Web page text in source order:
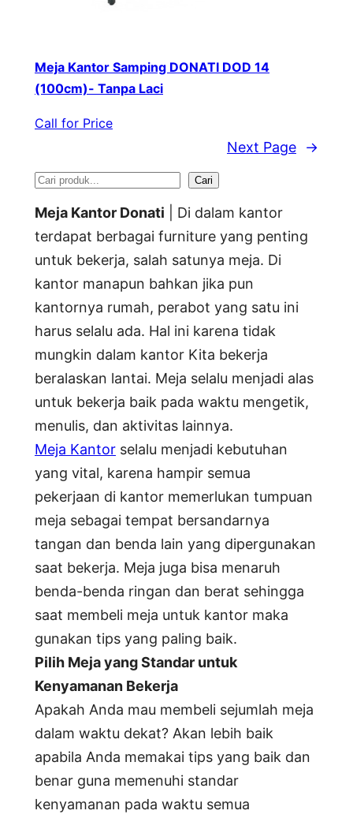
Meja Kantor Samping DONATI DOD 14
(100cm)- Tanpa Laci
Call for Price
Next Page →
S
e
a
r
c
h
Cari
Meja Kantor Donati | Di dalam kantor
terdapat berbagai furniture yang penting
untuk bekerja, salah satunya meja. Di
kantor manapun bahkan jika pun
kantornya rumah, perabot yang satu ini
harus selalu ada. Hal ini karena tidak
mungkin dalam kantor Kita bekerja
beralaskan lantai. Meja selalu menjadi alas
untuk bekerja baik pada waktu mengetik,
menulis, dan aktivitas lainnya.
Meja Kantor selalu menjadi kebutuhan
yang vital, karena hampir semua
pekerjaan di kantor memerlukan tumpuan
meja sebagai tempat bersandarnya
tangan dan benda lain yang dipergunakan
saat bekerja. Meja juga bisa menaruh
benda-benda ringan dan berat sehingga
saat membeli meja untuk kantor maka
gunakan tips yang paling baik.
Pilih Mejayang Standar untuk
Kenyamanan Bekerja
Apakah Anda mau membeli sejumlah meja
dalam waktu dekat? Akan lebih baik
apabila Anda memakai tips yang baik dan
benar guna memenuhi standar
kenyamanan pada waktu semua